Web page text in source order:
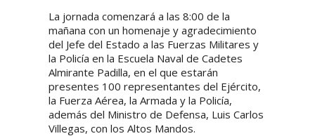
La jornada comenzará a las 8:00 de la
mañana con un homenaje y agradecimiento
del Jefe del Estado a las Fuerzas Militares y
la Policía en la Escuela Naval de Cadetes
Almirante Padilla, en el que estarán
presentes 100 representantes del Ejército,
la Fuerza Aérea, la Armada y la Policía,
además del Ministro de Defensa, Luis Carlos
Villegas, con los Altos Mandos.